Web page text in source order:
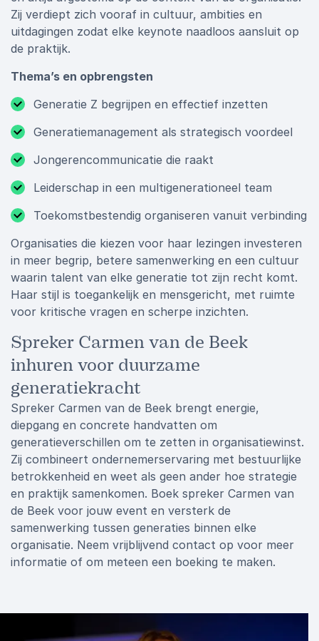
Zij verdiept zich vooraf in cultuur, ambities en
uitdagingen zodat elke keynote naadloos aansluit op
de praktijk.
Thema’s en opbrengsten
Generatie Z begrijpen en effectief inzetten
Generatiemanagement als strategisch voordeel
Jongerencommunicatie die raakt
Leiderschap in een multigenerationeel team
Toekomstbestendig organiseren vanuit verbinding
Organisaties die kiezen voor haar lezingen investeren
in meer begrip, betere samenwerking en een cultuur
waarin talent van elke generatie tot zijn recht komt.
Haar stijl is toegankelijk en mensgericht, met ruimte
voor kritische vragen en scherpe inzichten.
Spreker Carmen van de Beek
inhuren voor duurzame
generatiekracht
Spreker Carmen van de Beek brengt energie,
diepgang en concrete handvatten om
generatieverschillen om te zetten in organisatiewinst.
Zij combineert ondernemerservaring met bestuurlijke
betrokkenheid en weet als geen ander hoe strategie
en praktijk samenkomen. Boek spreker Carmen van
de Beek voor jouw event en versterk de
samenwerking tussen generaties binnen elke
organisatie. Neem vrijblijvend contact op voor meer
informatie of om meteen een boeking te maken.